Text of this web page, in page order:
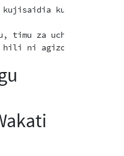
kujisaidia kuangalia
timu za uchakataji wa